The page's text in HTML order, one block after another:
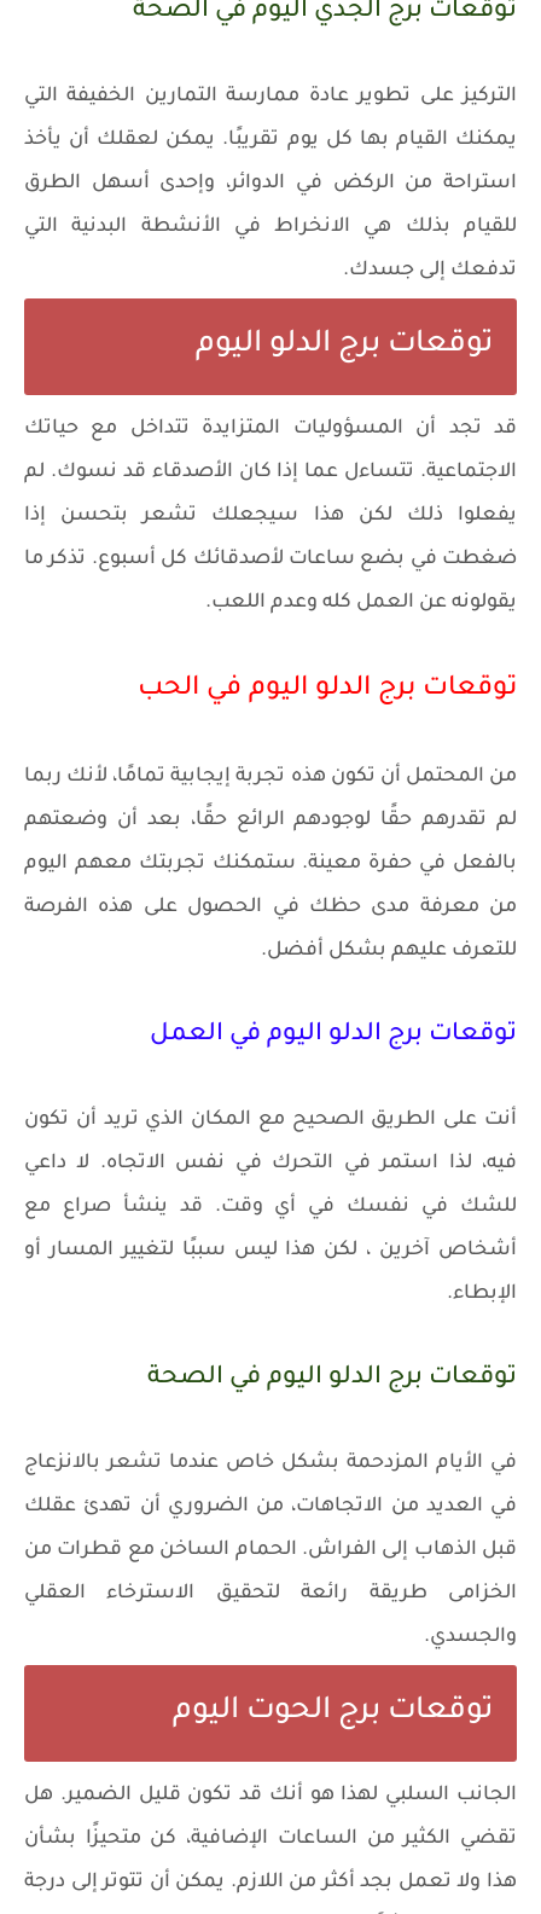
توقعات برج الجدي اليوم في الصحة
التركيز على تطوير عادة ممارسة التمارين الخفيفة التي
يمكنك القيام بها كل يوم تقريبًا. يمكن لعقلك أن يأخذ
استراحة من الركض في الدوائر، وإحدى أسهل الطرق
للقيام بذلك هي الانخراط في الأنشطة البدنية التي
تدفعك إلى جسدك.
توقعات برج الدلو اليوم
قد تجد أن المسؤوليات المتزايدة تتداخل مع حياتك
الاجتماعية. تتساءل عما إذا كان الأصدقاء قد نسوك. لم
يفعلوا ذلك لكن هذا سيجعلك تشعر بتحسن إذا
ضغطت في بضع ساعات لأصدقائك كل أسبوع. تذكر ما
يقولونه عن العمل كله وعدم اللعب.
توقعات برج الدلو اليوم في الحب
من المحتمل أن تكون هذه تجربة إيجابية تمامًا، لأنك ربما
لم تقدرهم حقًا لوجودهم الرائع حقًا، بعد أن وضعتهم
بالفعل في حفرة معينة. ستمكنك تجربتك معهم اليوم
من معرفة مدى حظك في الحصول على هذه الفرصة
للتعرف عليهم بشكل أفضل.
توقعات برج الدلو اليوم في العمل
أنت على الطريق الصحيح مع المكان الذي تريد أن تكون
فيه، لذا استمر في التحرك في نفس الاتجاه. لا داعي
للشك في نفسك في أي وقت. قد ينشأ صراع مع
أشخاص آخرين ، لكن هذا ليس سببًا لتغيير المسار أو
الإبطاء.
توقعات برج الدلو اليوم في الصحة
في الأيام المزدحمة بشكل خاص عندما تشعر بالانزعاج
في العديد من الاتجاهات، من الضروري أن تهدئ عقلك
قبل الذهاب إلى الفراش. الحمام الساخن مع قطرات من
الخزامى طريقة رائعة لتحقيق الاسترخاء العقلي
والجسدي.
توقعات برج الحوت اليوم
الجانب السلبي لهذا هو أنك قد تكون قليل الضمير. هل
تقضي الكثير من الساعات الإضافية، كن متحيزًا بشأن
هذا ولا تعمل بجد أكثر من اللازم. يمكن أن تتوتر إلى درجة